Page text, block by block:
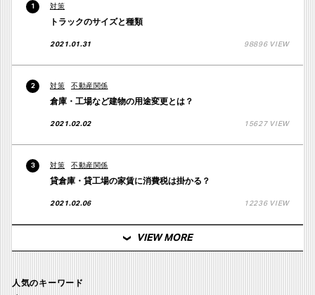
1 対策
トラックのサイズと種類
2021.01.31 98896 VIEW
2 対策 不動産関係
倉庫・工場など建物の用途変更とは？
2021.02.02 15627 VIEW
3 対策 不動産関係
貸倉庫・貸工場の家賃に消費税は掛かる？
2021.02.06 12236 VIEW
VIEW MORE
人気のキーワード